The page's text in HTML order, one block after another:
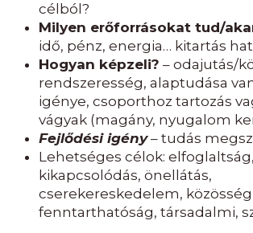
célból?
Milyen erőforrásokat tud/
idő, pénz, energia… kitartás
Hogyan képzeli? – odajutás/
rendszeresség, alaptudása
igénye, csoporthoz tartozás
vágyak (magány, nyugalom
Fejlődési igény– tudás
Lehetséges célok: elfoglaltság,
kikapcsolódás, önellátás,
cserekereskedelem,
fenntarthatóság, társadalmi,